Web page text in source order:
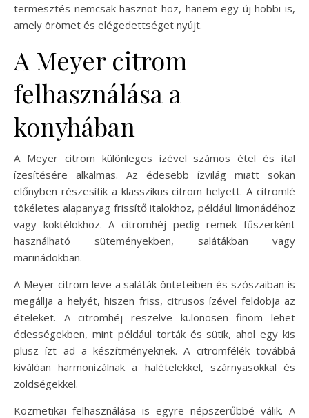
termesztés nemcsak hasznot hoz, hanem egy új hobbi is,
amely örömet és elégedettséget nyújt.
A Meyer citrom
felhasználása a
konyhában
A Meyer citrom különleges ízével számos étel és ital
ízesítésére alkalmas. Az édesebb ízvilág miatt sokan
előnyben részesítik a klasszikus citrom helyett. A citromlé
tökéletes alapanyag frissítő italokhoz, például limonádéhoz
vagy koktélokhoz. A citromhéj pedig remek fűszerként
használható süteményekben, salátákban vagy
marinádokban.
A Meyer citrom leve a saláták önteteiben és szószaiban is
megállja a helyét, hiszen friss, citrusos ízével feldobja az
ételeket. A citromhéj reszelve különösen finom lehet
édességekben, mint például torták és sütik, ahol egy kis
plusz ízt ad a készítményeknek. A citromfélék továbbá
kiválóan harmonizálnak a halételekkel, szárnyasokkal és
zöldségekkel.
Kozmetikai felhasználása is egyre népszerűbbé válik. A